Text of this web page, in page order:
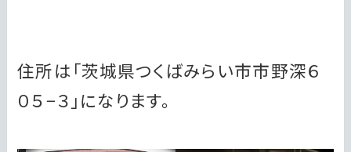
住所は「茨城県つくばみらい市市野深６
０５−３」になります。